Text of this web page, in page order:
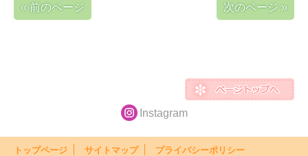
« 前のページ 次のページ »
Instagram
トップページ サイトマップ プライバシーポリシー